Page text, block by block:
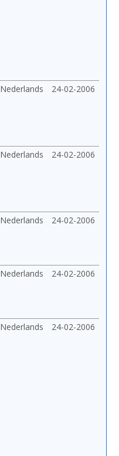
Nederlands 24-02-2006
Nederlands 24-02-2006
Nederlands 24-02-2006
Nederlands 24-02-2006
Nederlands 24-02-2006